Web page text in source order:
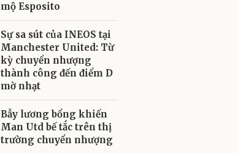
mộ Esposito
Sự sa sút của INEOS tại
Manchester United: Từ
kỳ chuyển nhượng
thành công đến điểm D
mờ nhạt
Bẫy lương bổng khiến
Man Utd bế tắc trên thị
trường chuyển nhượng